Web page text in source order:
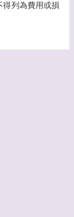
得列為費用或損